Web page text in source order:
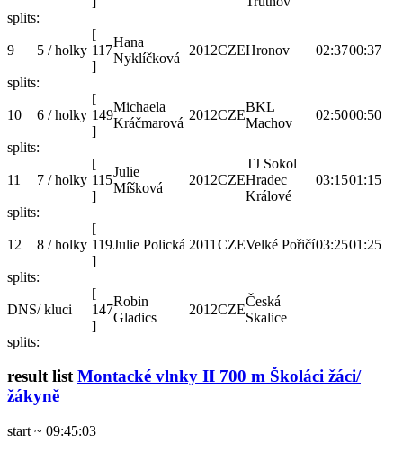
splits:
9 5 / holky
[
117
]
Hana
Nyklíčková
2012CZEHronov 02:3700:37
splits:
10 6 / holky
[
149
]
Michaela
Kráčmarová
2012CZE
BKL
Machov
02:5000:50
splits:
11 7 / holky
[
115
]
Julie
Míšková
2012CZE
TJ Sokol
Hradec
Králové
03:1501:15
splits:
12 8 / holky
[
119
]
Julie Polická 2011 CZEVelké Pořičí03:2501:25
splits:
DNS/ kluci
[
147
]
Robin
Gladics
2012CZE
Česká
Skalice
splits:
result listMontacké vlnky II 700 m Školáci žáci/
žákyně
start ~ 09:45:03